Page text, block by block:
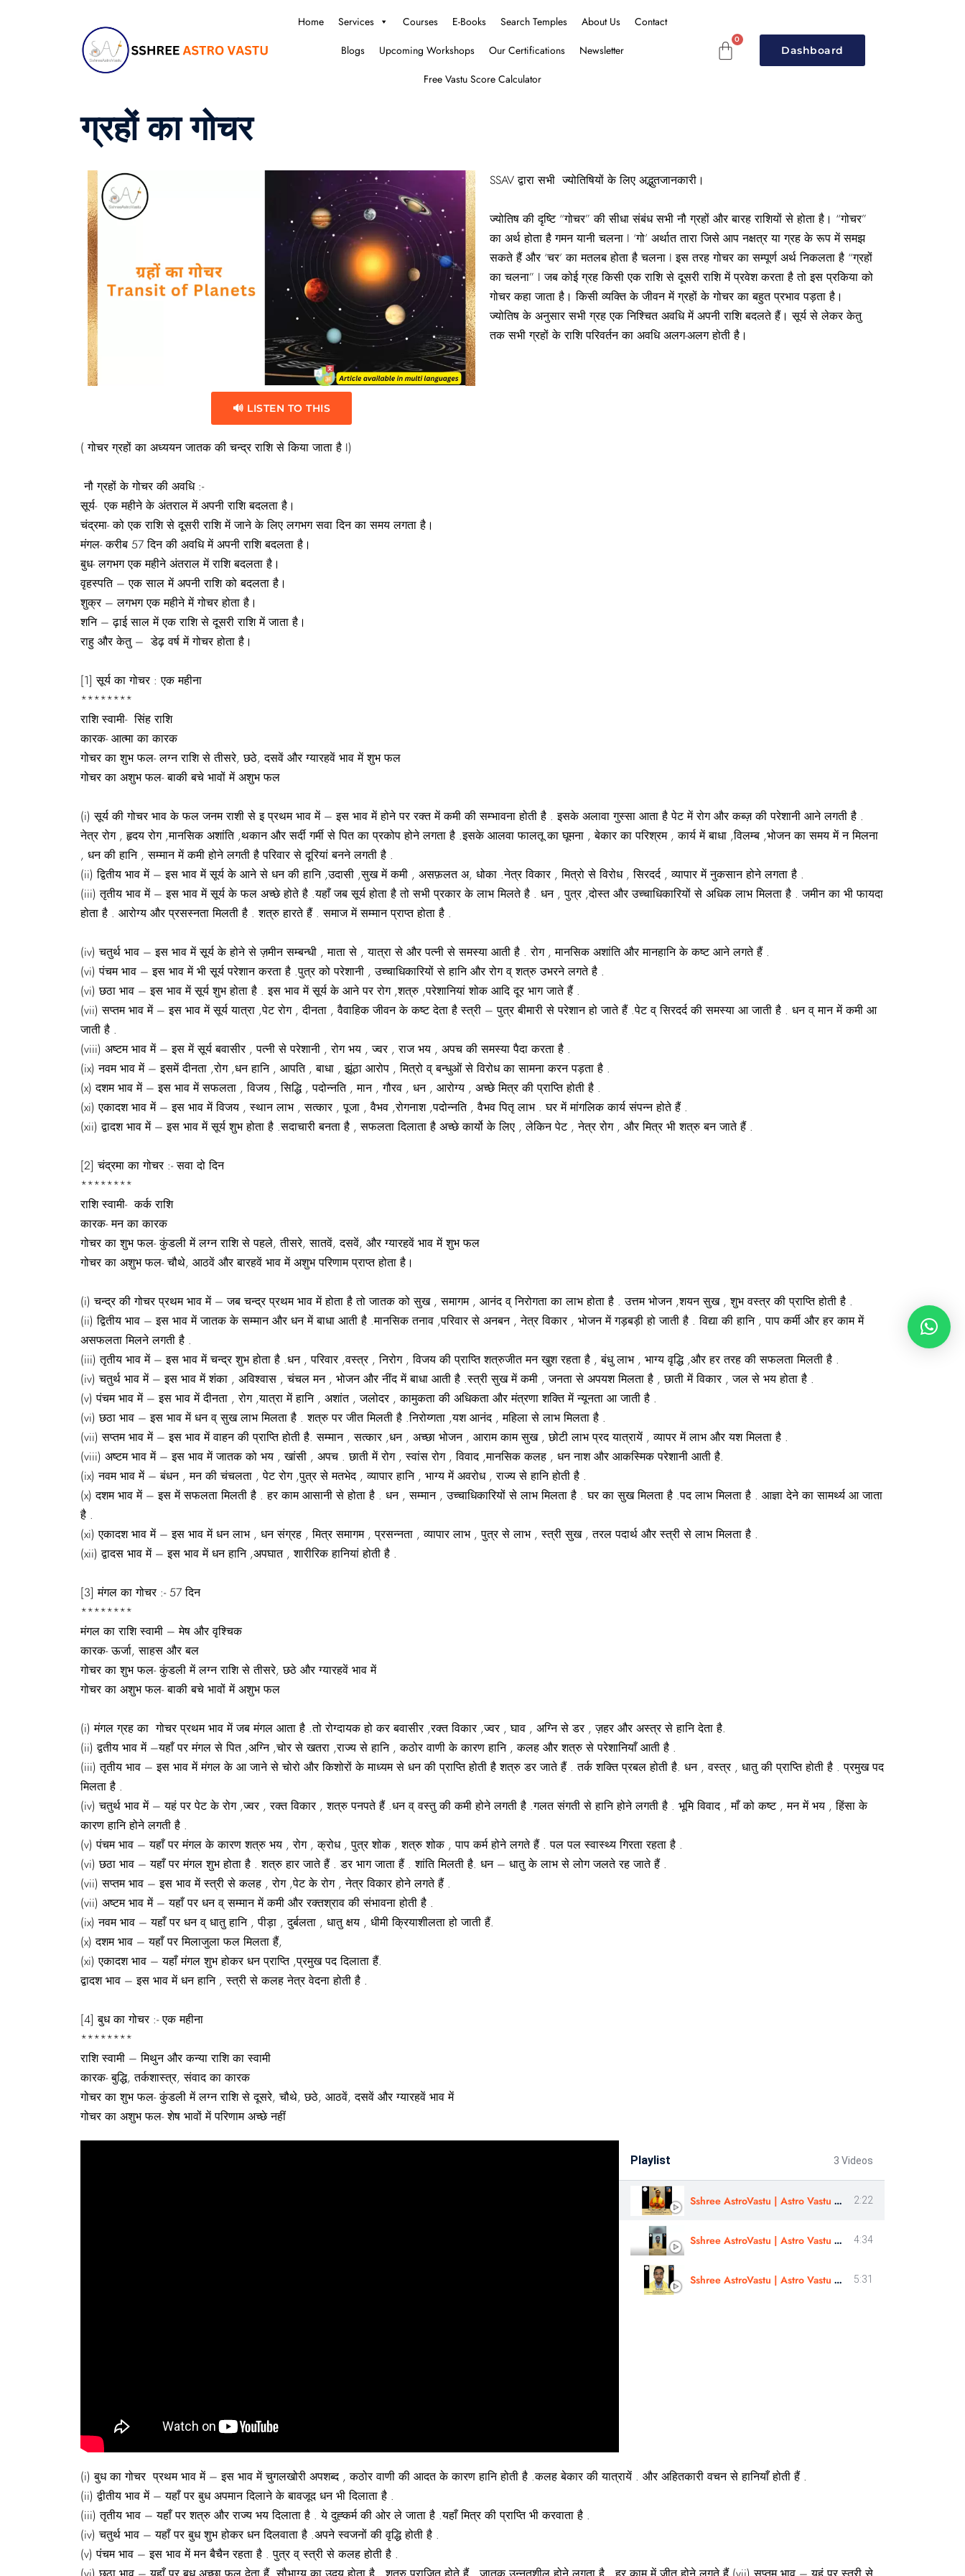
Home Services Courses E-Books Search Temples About Us
Contact
Blogs
Upcoming Workshops Our Certifications
Newsletter
Free Vastu Score Calculator
Dashboard
ग्रहों का गोचर
🔊 LISTEN TO THIS
SSAV द्वारा सभी ज्योतिषियों के लिए अद्भुतजानकारी।
ज्योतिष की दृष्टि “गोचर” की सीधा संबंध सभी नौ ग्रहों और बारह राशियों से होता है। “गोचर”
का अर्थ होता है गमन यानी चलना I ‘गो’ अर्थात तारा जिसे आप नक्षत्र या ग्रह के रूप में समझ
सकते हैं और ‘चर’ का मतलब होता है चलना I इस तरह गोचर का सम्पूर्ण अर्थ निकलता है “ग्रहों
का चलना” I जब कोई ग्रह किसी एक राशि से दूसरी राशि में प्रवेश करता है तो इस प्रकिया को
गोचर कहा जाता है। किसी व्यक्ति के जीवन में ग्रहों के गोचर का बहुत प्रभाव पड़ता है।
ज्योतिष के अनुसार सभी ग्रह एक निश्चित अवधि में अपनी राशि बदलते हैं। सूर्य से लेकर केतु
तक सभी ग्रहों के राशि परिवर्तन का अवधि अलग-अलग होती है।
( गोचर ग्रहों का अध्ययन जातक की चन्द्र राशि से किया जाता है I)
नौ ग्रहों के गोचर की अवधि :-
सूर्य- एक महीने के अंतराल में अपनी राशि बदलता है।
चंद्रमा- को एक राशि से दूसरी राशि में जाने के लिए लगभग सवा दिन का समय लगता है।
मंगल- करीब 57 दिन की अवधि में अपनी राशि बदलता है।
बुध- लगभग एक महीने अंतराल में राशि बदलता है।
वृहस्पति – एक साल में अपनी राशि को बदलता है।
शुक्र – लगभग एक महीने में गोचर होता है।
शनि – ढ़ाई साल में एक राशि से दूसरी राशि में जाता है।
राहु और केतु – डेढ़ वर्ष में गोचर होता है।
[1] सूर्य का गोचर : एक महीना
********
राशि स्वामी- सिंह राशि
कारक- आत्मा का कारक
गोचर का शुभ फल- लग्न राशि से तीसरे, छठे, दसवें और ग्यारहवें भाव में शुभ फल
गोचर का अशुभ फल- बाकी बचे भावों में अशुभ फल
(i) सूर्य की गोचर भाव के फल जनम राशी से इ प्रथम भाव में – इस भाव में होने पर रक्त में कमी की सम्भावना होती है . इसके अलावा गुस्सा आता है पेट में रोग और कब्ज़ की परेशानी आने लगती है .
नेत्र रोग , हृदय रोग ,मानसिक अशांति ,थकान और सर्दी गर्मी से पित का प्रकोप होने लगता है .इसके आलवा फालतू का घूमना , बेकार का परिश्रम , कार्य में बाधा ,विलम्ब ,भोजन का समय में न मिलना
, धन की हानि , सम्मान में कमी होने लगती है परिवार से दूरियां बनने लगती है .
(ii) द्वितीय भाव में – इस भाव में सूर्य के आने से धन की हानि ,उदासी ,सुख में कमी , असफ़लत अ, धोका .नेत्र विकार , मित्रो से विरोध , सिरदर्द , व्यापार में नुकसान होने लगता है .
(iii) तृतीय भाव में – इस भाव में सूर्य के फल अच्छे होते है .यहाँ जब सूर्य होता है तो सभी प्रकार के लाभ मिलते है . धन , पुत्र ,दोस्त और उच्चाधिकारियों से अधिक लाभ मिलता है . जमीन का भी फायदा
होता है . आरोग्य और प्रसस्नता मिलती है . शत्रु हारते हैं . समाज में सम्मान प्राप्त होता है .
(iv) चतुर्थ भाव – इस भाव में सूर्य के होने से ज़मीन सम्बन्धी , माता से , यात्रा से और पत्नी से समस्या आती है . रोग , मानसिक अशांति और मानहानि के कष्ट आने लगते हैं .
(vi) पंचम भाव – इस भाव में भी सूर्य परेशान करता है .पुत्र को परेशानी , उच्चाधिकारियों से हानि और रोग व् शत्रु उभरने लगते है .
(vi) छठा भाव – इस भाव में सूर्य शुभ होता है . इस भाव में सूर्य के आने पर रोग ,शत्रु ,परेशानियां शोक आदि दूर भाग जाते हैं .
(vii) सप्तम भाव में – इस भाव में सूर्य यात्रा ,पेट रोग , दीनता , वैवाहिक जीवन के कष्ट देता है स्त्री – पुत्र बीमारी से परेशान हो जाते हैं .पेट व् सिरदर्द की समस्या आ जाती है . धन व् मान में कमी आ
जाती है .
(viii) अष्टम भाव में – इस में सूर्य बवासीर , पत्नी से परेशानी , रोग भय , ज्वर , राज भय , अपच की समस्या पैदा करता है .
(ix) नवम भाव में – इसमें दीनता ,रोग ,धन हानि , आपति , बाधा , झूंठा आरोप , मित्रो व् बन्धुओं से विरोध का सामना करन पड़ता है .
(x) दशम भाव में – इस भाव में सफलता , विजय , सिद्धि , पदोन्नति , मान , गौरव , धन , आरोग्य , अच्छे मित्र की प्राप्ति होती है .
(xi) एकादश भाव में – इस भाव में विजय , स्थान लाभ , सत्कार , पूजा , वैभव ,रोगनाश ,पदोन्नति , वैभव पितृ लाभ . घर में मांगलिक कार्य संपन्न होते हैं .
(xii) द्वादश भाव में – इस भाव में सूर्य शुभ होता है .सदाचारी बनता है , सफलता दिलाता है अच्छे कार्यो के लिए , लेकिन पेट , नेत्र रोग , और मित्र भी शत्रु बन जाते हैं .
[2] चंद्रमा का गोचर :- सवा दो दिन
********
राशि स्वामी- कर्क राशि
कारक- मन का कारक
गोचर का शुभ फल- कुंडली में लग्न राशि से पहले, तीसरे, सातवें, दसवें, और ग्यारहवें भाव में शुभ फल
गोचर का अशुभ फल- चौथे, आठवें और बारहवें भाव में अशुभ परिणाम प्राप्त होता है।
(i) चन्द्र की गोचर प्रथम भाव में – जब चन्द्र प्रथम भाव में होता है तो जातक को सुख , समागम , आनंद व् निरोगता का लाभ होता है . उत्तम भोजन ,शयन सुख , शुभ वस्त्र की प्राप्ति होती है .
(ii) द्वितीय भाव – इस भाव में जातक के सम्मान और धन में बाधा आती है .मानसिक तनाव ,परिवार से अनबन , नेत्र विकार , भोजन में गड़बड़ी हो जाती है . विद्या की हानि , पाप कर्मी और हर काम में
असफलता मिलने लगती है .
(iii) तृतीय भाव में – इस भाव में चन्द्र शुभ होता है .धन , परिवार ,वस्त्र , निरोग , विजय की प्राप्ति शत्रुजीत मन खुश रहता है , बंधु लाभ , भाग्य वृद्धि ,और हर तरह की सफलता मिलती है .
(iv) चतुर्थ भाव में – इस भाव में शंका , अविश्वास , चंचल मन , भोजन और नींद में बाधा आती है .स्त्री सुख में कमी , जनता से अपयश मिलता है , छाती में विकार , जल से भय होता है .
(v) पंचम भाव में – इस भाव में दीनता , रोग ,यात्रा में हानि , अशांत , जलोदर , कामुकता की अधिकता और मंत्रणा शक्ति में न्यूनता आ जाती है .
(vi) छठा भाव – इस भाव में धन व् सुख लाभ मिलता है . शत्रु पर जीत मिलती है .निरोय्गता ,यश आनंद , महिला से लाभ मिलता है .
(vii) सप्तम भाव में – इस भाव में वाहन की प्राप्ति होती है. सम्मान , सत्कार ,धन , अच्छा भोजन , आराम काम सुख , छोटी लाभ प्रद यात्रायें , व्यापर में लाभ और यश मिलता है .
(viii) अष्टम भाव में – इस भाव में जातक को भय , खांसी , अपच . छाती में रोग , स्वांस रोग , विवाद ,मानसिक कलह , धन नाश और आकस्मिक परेशानी आती है.
(ix) नवम भाव में – बंधन , मन की चंचलता , पेट रोग ,पुत्र से मतभेद , व्यापार हानि , भाग्य में अवरोध , राज्य से हानि होती है .
(x) दशम भाव में – इस में सफलता मिलती है . हर काम आसानी से होता है . धन , सम्मान , उच्चाधिकारियों से लाभ मिलता है . घर का सुख मिलता है .पद लाभ मिलता है . आज्ञा देने का सामर्थ्य आ जाता
है .
(xi) एकादश भाव में – इस भाव में धन लाभ , धन संग्रह , मित्र समागम , प्रसन्नता , व्यापार लाभ , पुत्र से लाभ , स्त्री सुख , तरल पदार्थ और स्त्री से लाभ मिलता है .
(xii) द्वादस भाव में – इस भाव में धन हानि ,अपघात , शारीरिक हानियां होती है .
[3] मंगल का गोचर :- 57 दिन
********
मंगल का राशि स्वामी – मेष और वृश्चिक
कारक- ऊर्जा, साहस और बल
गोचर का शुभ फल- कुंडली में लग्न राशि से तीसरे, छठे और ग्यारहवें भाव में
गोचर का अशुभ फल- बाकी बचे भावों में अशुभ फल
(i) मंगल ग्रह का गोचर प्रथम भाव में जब मंगल आता है .तो रोग्दायक हो कर बवासीर ,रक्त विकार ,ज्वर , घाव , अग्नि से डर , ज़हर और अस्त्र से हानि देता है.
(ii) द्वतीय भाव में –यहाँ पर मंगल से पित ,अग्नि ,चोर से खतरा ,राज्य से हानि , कठोर वाणी के कारण हानि , कलह और शत्रु से परेशानियाँ आती है .
(iii) तृतीय भाव – इस भाव में मंगल के आ जाने से चोरो और किशोरों के माध्यम से धन की प्राप्ति होती है शत्रु डर जाते हैं . तर्क शक्ति प्रबल होती है. धन , वस्त्र , धातु की प्राप्ति होती है . प्रमुख पद
मिलता है .
(iv) चतुर्थ भाव में – यहं पर पेट के रोग ,ज्वर , रक्त विकार , शत्रु पनपते हैं .धन व् वस्तु की कमी होने लगती है .गलत संगती से हानि होने लगती है . भूमि विवाद , माँ को कष्ट , मन में भय , हिंसा के
कारण हानि होने लगती है .
(v) पंचम भाव – यहाँ पर मंगल के कारण शत्रु भय , रोग , क्रोध , पुत्र शोक , शत्रु शोक , पाप कर्म होने लगते हैं . पल पल स्वास्थ्य गिरता रहता है .
(vi) छठा भाव – यहाँ पर मंगल शुभ होता है . शत्रु हार जाते हैं . डर भाग जाता हैं . शांति मिलती है. धन – धातु के लाभ से लोग जलते रह जाते हैं .
(vii) सप्तम भाव – इस भाव में स्त्री से कलह , रोग ,पेट के रोग , नेत्र विकार होने लगते हैं .
(vii) अष्टम भाव में – यहाँ पर धन व् सम्मान में कमी और रक्तश्राव की संभावना होती है .
(ix) नवम भाव – यहाँ पर धन व् धातु हानि , पीड़ा , दुर्बलता , धातु क्षय , धीमी क्रियाशीलता हो जाती हैं.
(x) दशम भाव – यहाँ पर मिलाजुला फल मिलता हैं,
(xi) एकादश भाव – यहाँ मंगल शुभ होकर धन प्राप्ति ,प्रमुख पद दिलाता हैं.
द्वादश भाव – इस भाव में धन हानि , स्त्री से कलह नेत्र वेदना होती है .
[4] बुध का गोचर :- एक महीना
********
राशि स्वामी – मिथुन और कन्या राशि का स्वामी
कारक- बुद्धि, तर्कशास्त्र, संवाद का कारक
गोचर का शुभ फल- कुंडली में लग्न राशि से दूसरे, चौथे, छठे, आठवें, दसवें और ग्यारहवें भाव में
गोचर का अशुभ फल- शेष भावों में परिणाम अच्छे नहीं
Playlist 3 Videos
Sshree AstroVastu | Astro Vastu Workshop | Review |Astrologer Rajendra Singh | Uttarakhand 2:22
Sshree AstroVastu | Astro Vastu Workshop | Review | Healer Shivsharn ji 4:34
Sshree AstroVastu | Astro Vastu Course Hindi | Astro Vastu Workshop | Review | Mr. Aniket 5:31
(i) बुध का गोचर प्रथम भाव में – इस भाव में चुगलखोरी अपशब्द , कठोर वाणी की आदत के कारण हानि होती है .कलह बेकार की यात्रायें . और अहितकारी वचन से हानियाँ होती हैं .
(ii) द्वीतीय भाव में – यहाँ पर बुध अपमान दिलाने के बावजूद धन भी दिलाता है .
(iii) तृतीय भाव – यहाँ पर शत्रु और राज्य भय दिलाता है . ये दुह्कर्म की ओर ले जाता है .यहाँ मित्र की प्राप्ति भी करवाता है .
(iv) चतुर्थ भाव – यहाँ पर बुध शुभ होकर धन दिलवाता है .अपने स्वजनों की वृद्धि होती है .
(v) पंचम भाव – इस भाव में मन बैचैन रहता है . पुत्र व् स्त्री से कलह होती है .